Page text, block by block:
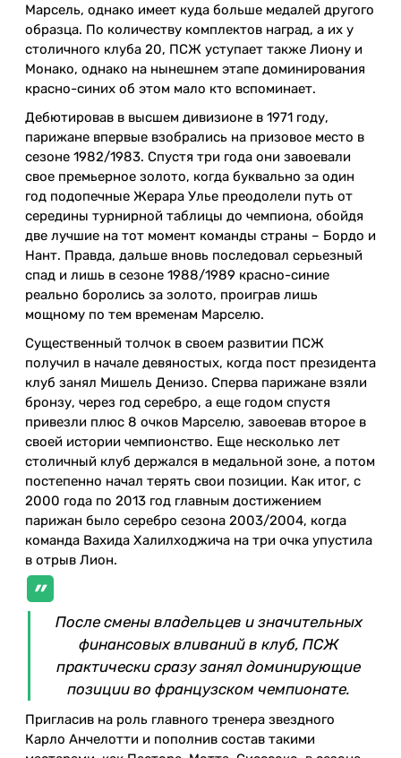
Марсель, однако имеет куда больше медалей другого
образца. По количеству комплектов наград, а их у
столичного клуба 20, ПСЖ уступает также Лиону и
Монако, однако на нынешнем этапе доминирования
красно-синих об этом мало кто вспоминает.
Дебютировав в высшем дивизионе в 1971 году,
парижане впервые взобрались на призовое место в
сезоне 1982/1983. Спустя три года они завоевали
свое премьерное золото, когда буквально за один
год подопечные Жерара Улье преодолели путь от
середины турнирной таблицы до чемпиона, обойдя
две лучшие на тот момент команды страны – Бордо и
Нант. Правда, дальше вновь последовал серьезный
спад и лишь в сезоне 1988/1989 красно-синие
реально боролись за золото, проиграв лишь
мощному по тем временам Марселю.
Существенный толчок в своем развитии ПСЖ
получил в начале девяностых, когда пост президента
клуб занял Мишель Денизо. Сперва парижане взяли
бронзу, через год серебро, а еще годом спустя
привезли плюс 8 очков Марселю, завоевав второе в
своей истории чемпионство. Еще несколько лет
столичный клуб держался в медальной зоне, а потом
постепенно начал терять свои позиции. Как итог, с
2000 года по 2013 год главным достижением
парижан было серебро сезона 2003/2004, когда
команда Вахида Халилходжича на три очка упустила
в отрыв Лион.
После смены владельцев и значительных
финансовых вливаний в клуб, ПСЖ
практически сразу занял доминирующие
позиции во французском чемпионате.
Пригласив на роль главного тренера звездного
Карло Анчелотти и пополнив состав такими